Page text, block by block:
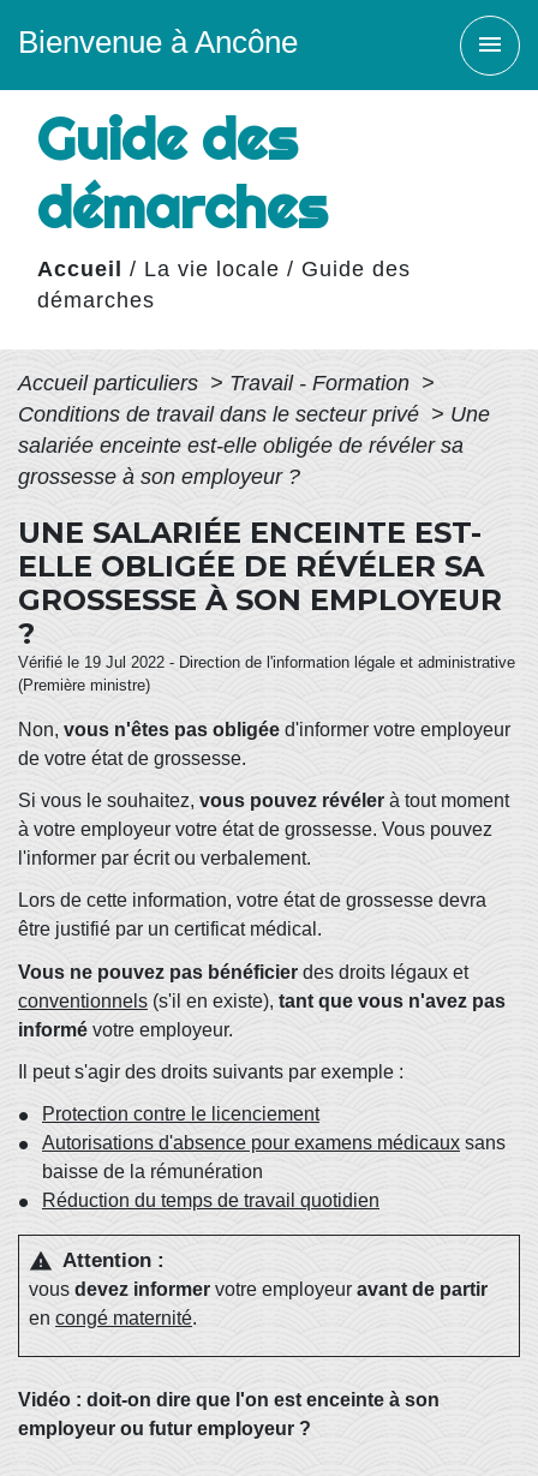
Bienvenue à Ancône menu
Guide des
démarches
Accueil / La vie locale / Guide des
démarches
Accueil particuliers > Travail - Formation >
Conditions de travail dans le secteur privé > Une
salariée enceinte est-elle obligée de révéler sa
grossesse à son employeur ?
UNE SALARIÉE ENCEINTE EST-
ELLE OBLIGÉE DE RÉVÉLER SA
GROSSESSE À SON EMPLOYEUR
?
Vérifié le 19 Jul 2022 - Direction de l'information légale et administrative
(Première ministre)
Non, vous n'êtes pas obligée d'informer votre employeur
de votre état de grossesse.
Si vous le souhaitez, vous pouvez révéler à tout moment
à votre employeur votre état de grossesse. Vous pouvez
l'informer par écrit ou verbalement.
Lors de cette information, votre état de grossesse devra
être justifié par un certificat médical.
Vous ne pouvez pas bénéficier des droits légaux et
conventionnels (s'il en existe), tant que vous n'avez pas
informé votre employeur.
Il peut s'agir des droits suivants par exemple :
Protection contre le licenciement
Autorisations d'absence pour examens médicaux sans
baisse de la rémunération
Réduction du temps de travail quotidien
warning Attention :
vous devez informer votre employeur avant de partir
en congé maternité.
Vidéo : doit-on dire que l'on est enceinte à son
employeur ou futur employeur ?